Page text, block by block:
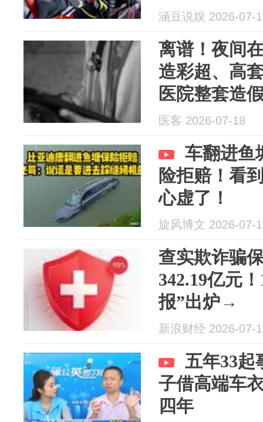
涵豆说娱 2026-07-
离谱！夜间
造彩超、高
医院整套造
医客 2026-07-18
车翻进鱼
险拒赔！看
心虚了！
旋风博文 2026-07-
查实欺诈骗
342.19亿元
报”出炉→
新浪财经 2026-07-
五年33起
子借高端车
四年